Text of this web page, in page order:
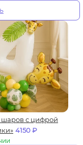
с цифрой
4150₽